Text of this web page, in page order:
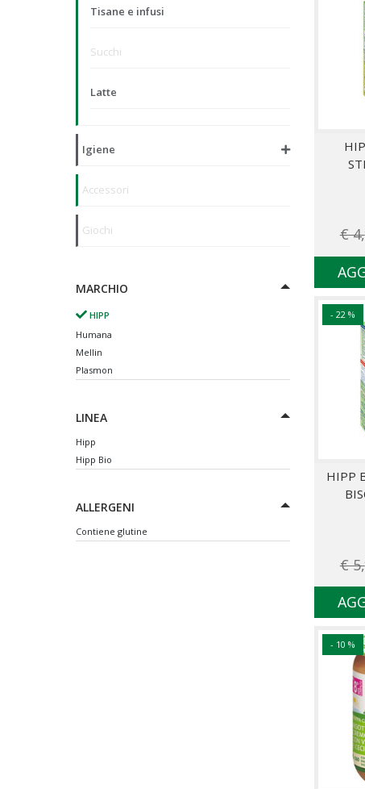
Tisane e infusi
Succhi
Latte
Igiene
Accessori
Giochi
MARCHIO
HIPP
Humana
Mellin
Plasmon
LINEA
Hipp
Hipp Bio
ALLERGENI
Contiene glutine
€ 4,
- 22 %
HIPP
€ 5,
- 10 %